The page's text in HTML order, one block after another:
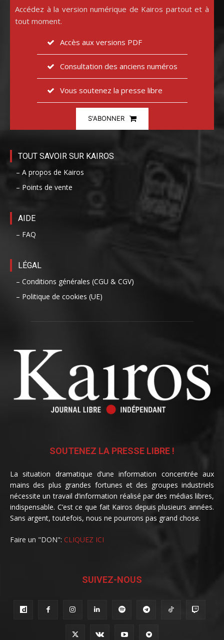
Accédez à la version numérique de Kairos partout et à
tout moment.
Accès aux versions PDF
Consultation des anciens numéros
Vous soutenez la presse libre
S'ABONNER
TOUT SAVOIR SUR KAIROS
– A propos de Kairos
– Points de vente
AIDE
– FAQ
LÉGAL
– Conditions générales (CGU & CGV)
– Politique de cookies (UE)
SOUTENEZ LA PRESSE LIBRE !
La situation dramatique d’une information concentrée aux
mains des plus grandes fortunes et des groupes industriels
nécessite un travail d’information réalisé par des médias libres,
indispensable. C’est ce que fait Kairos depuis plusieurs années.
Sans argent, toutefois, nous ne pourrons pas grand chose.
Faire un "DON": CLIQUEZ ICI
SUIVEZ-NOUS